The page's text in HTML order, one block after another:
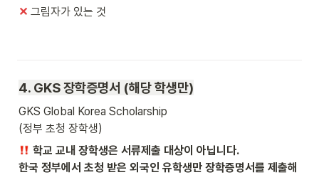
✕ 그림자가 있는 것
4. GKS 장학증명서 (해당 학생만)
GKS Global Korea Scholarship
(정부 초청 장학생)
학교 교내 장학생은 서류제출 대상이 아닙니다.
한국 정부에서 초청 받은 외국인 유학생만 장학증명서를 제출해